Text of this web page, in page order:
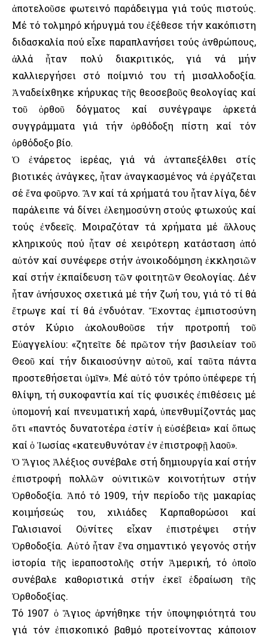
ἀποτελοῦσε φωτεινό παράδειγμα γιά τούς πιστούς.
Μέ τό τολμηρό κήρυγμά του ἐξέθεσε τήν κακόπιστη
διδασκαλία πού εἶχε παραπλανήσει τούς ἀνθρώπους,
ἀλλά ἦταν πολύ διακριτικός, γιά νά μήν
καλλιεργήσει στό ποίμνιό του τή μισαλλοδοξία.
Ἀναδείχθηκε κήρυκας τῆς θεοσεβοῦς θεολογίας καί
τοῦ ὀρθοῦ δόγματος καί συνέγραψε ἀρκετά
συγγράμματα γιά τήν ὀρθόδοξη πίστη καί τόν
ὀρθόδοξο βίο.
Ὁ ἐνάρετος ἱερέας, γιά νά ἀνταπεξέλθει στίς
βιοτικές ἀνάγκες, ἦταν ἀναγκασμένος νά ἐργάζεται
σέ ἕνα φοῦρνο. Ἂν καί τά χρήματά του ἦταν λίγα, δέν
παράλειπε νά δίνει ἐλεημοσύνη στούς φτωχούς καί
τούς ἐνδεεῖς. Μοιραζόταν τά χρήματα μέ ἄλλους
κληρικούς πού ἦταν σέ χειρότερη κατάσταση ἀπό
αὐτόν καί συνέφερε στήν ἀνοικοδόμηση ἐκκλησιῶν
καί στήν ἐκπαίδευση τῶν φοιτητῶν Θεολογίας. Δέν
ἦταν ἀνήσυχος σχετικά μέ τήν ζωή του, γιά τό τί θά
ἔτρωγε καί τί θά ἐνδυόταν. Ἔχοντας ἐμπιστοσύνη
στόν Κύριο ἀκολουθοῦσε τήν προτροπή τοῦ
Εὐαγγελίου: «ζητεῖτε δέ πρῶτον τήν βασιλείαν τοῦ
Θεοῦ καί τήν δικαιοσύνην αὐτοῦ, καί ταῦτα πάντα
προστεθήσεται ὑμῖν». Μέ αὐτό τόν τρόπο ὑπέφερε τή
θλίψη, τή συκοφαντία καί τίς φυσικές ἐπιθέσεις μέ
ὑπομονή καί πνευματική χαρά, ὑπενθυμίζοντάς μας
ὅτι «παντός δυνατοτέρα ἐστίν ἡ εὐσέβεια» καί ὅπως
καί ὁ Ἰωσίας «κατευθυνόταν ἐν ἐπιστροφῇ λαοῦ».
Ὁ Ἅγιος Ἀλέξιος συνέβαλε στή δημιουργία καί στήν
ἐπιστροφή πολλῶν οὐνιτικῶν κοινοτήτων στήν
Ὀρθοδοξία. Ἀπό τό 1909, τήν περίοδο τῆς μακαρίας
κοιμήσεώς του, χιλιάδες Καρπαθορώσοι καί
Γαλισιανοί Οὐνίτες εἶχαν ἐπιστρέψει στήν
Ὀρθοδοξία. Αὐτό ἦταν ἕνα σημαντικό γεγονός στήν
ἱστορία τῆς ἱεραποστολῆς στήν Ἀμερική, τό ὁποῖο
συνέβαλε καθοριστικά στήν ἐκεῖ ἑδραίωση τῆς
Ὀρθοδοξίας.
Τό 1907 ὁ Ἅγιος ἀρνήθηκε τήν ὑποψηφιότητά του
γιά τόν ἐπισκοπικό βαθμό προτείνοντας κάποιον